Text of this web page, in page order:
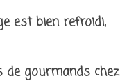
est bien refroidi,
de gourmands chez